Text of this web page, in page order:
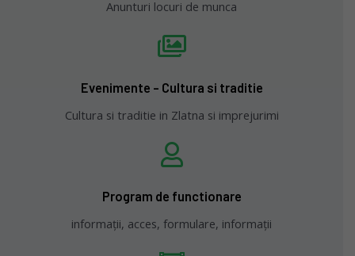
Anunturi locuri de munca
Evenimente - Cultura si traditie
Cultura si traditie in Zlatna si imprejurimi
Program de functionare
informații, acces, formulare, informații